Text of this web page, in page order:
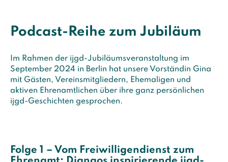
Podcast-Reihe zum Jubiläum
Im Rahmen der ijgd-Jubiläumsveranstaltung im
September 2024 in Berlin hat unsere Vorständin Gina
mit Gästen, Vereinsmitgliedern, Ehemaligen und
aktiven Ehrenamtlichen über ihre ganz persönlichen
ijgd-Geschichten gesprochen.
Folge 1 – Vom Freiwilligendienst zum